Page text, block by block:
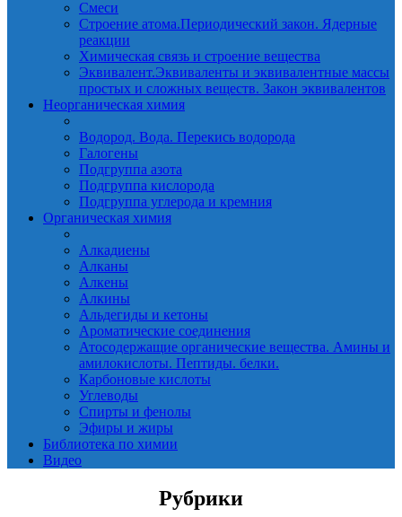
Смеси
Строение атома.Периодический закон. Ядерные
реакции
Химическая связь и строение вещества
Эквивалент.Эквиваленты и эквивалентные массы
простых и сложных веществ. Закон эквивалентов
Неорганическая химия
Водород. Вода. Перекись водорода
Галогены
Подгруппа азота
Подгруппа кислорода
Подгруппа углерода и кремния
Органическая химия
Алкадиены
Алканы
Алкены
Алкины
Альдегиды и кетоны
Ароматические соединения
Атосодержащие органические вещества. Амины и
амилокислоты. Пептиды. белки.
Карбоновые кислоты
Углеводы
Спирты и фенолы
Эфиры и жиры
Библиотека по химии
Видео
Рубрики